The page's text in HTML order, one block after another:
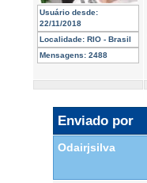
Usuário desde:
22/11/2018
Localidade: RIO - Brasil
Mensagens: 2488
Enviado por
Odairjsilva